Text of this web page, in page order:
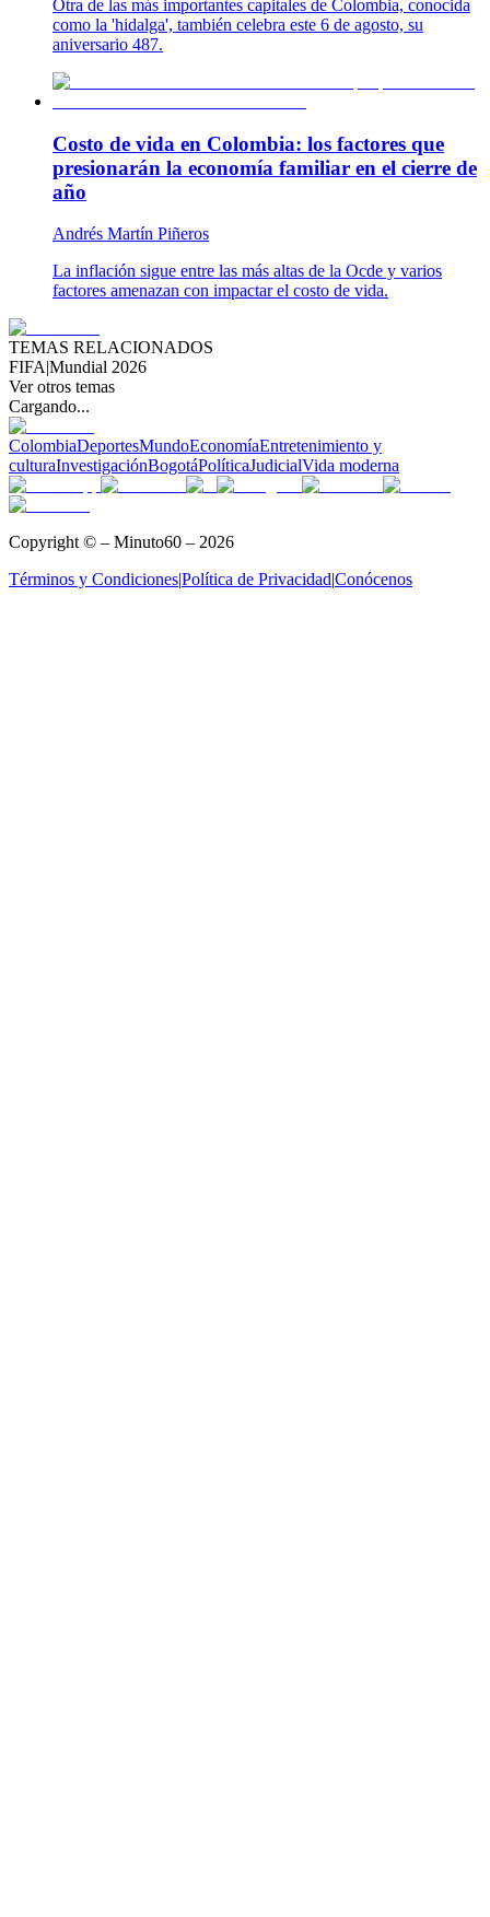
Otra de las más importantes capitales de Colombia, conocida
como la 'hidalga', también celebra este 6 de agosto, su
aniversario 487.
Costo de vida en Colombia: los factores que
presionarán la economía familiar en el cierre de
año
Andrés Martín Piñeros
La inflación sigue entre las más altas de la Ocde y varios
factores amenazan con impactar el costo de vida.
TEMAS RELACIONADOS
FIFA|Mundial 2026
Ver otros temas
Cargando...
ColombiaDeportesMundoEconomíaEntretenimiento y
culturaInvestigaciónBogotáPolíticaJudicialVida moderna
Copyright © – Minuto60 – 2026
Términos y Condiciones|Política de Privacidad|Conócenos